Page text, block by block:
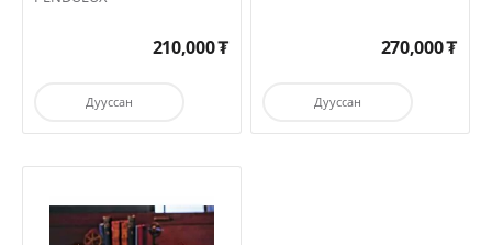
210,000₮
Дууссан
270,000₮
Дууссан